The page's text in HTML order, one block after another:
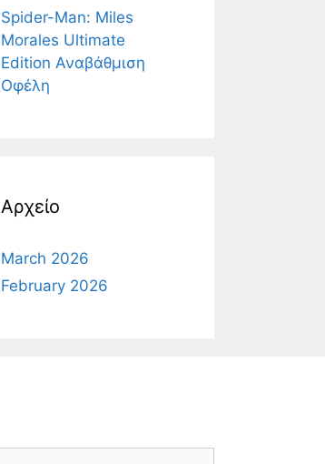
Spider-Man: Miles
Morales Ultimate
Edition Αναβάθμιση
Οφέλη
Αρχείο
March 2026
February 2026